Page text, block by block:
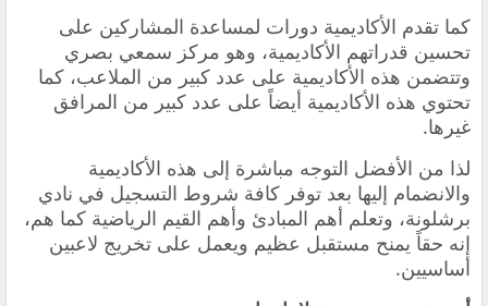
كما تقدم الأكاديمية دورات لمساعدة المشاركين على
تحسين قدراتهم الأكاديمية، وهو مركز سمعي بصري
وتتضمن هذه الأكاديمية على عدد كبير من الملاعب، كما
تحتوي هذه الأكاديمية أيضاً على عدد كبير من المرافق
غيرها.
لذا من الأفضل التوجه مباشرة إلى هذه الأكاديمية
والانضمام إليها بعد توفر كافة شروط التسجيل في نادي
برشلونة، وتعلم أهم المبادئ وأهم القيم الرياضية كما هم،
إنه حقاً يمنح مستقبل عظيم ويعمل على تخريج لاعبين
أساسيين.